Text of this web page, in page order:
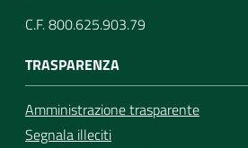
C.F. 800.625.903.79
TRASPARENZA
Amministrazione trasparente
Segnala illeciti